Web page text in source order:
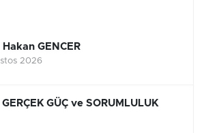
Hakan GENCER
2026
GÜÇ ve SORUMLULUK